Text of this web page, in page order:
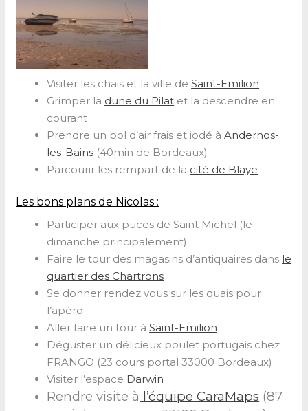
Visiter les chais et la ville deSaint-Emilion
Grimper la dune du Pilat et la descendre en
courant
Prendre un bol d’air frais et iodé àAndernos-
les-Bains (40min de Bordeaux)
Parcourir les rempart de la cité de Blaye
Les bons plans de Nicolas :
Participer aux puces de Saint Michel (le
dimanche principalement)
Faire le tour des magasins d’antiquaires dans le
quartier des Chartrons
Se donner rendez vous sur les quais pour
l’apéro
Aller faire un tour àSaint-Emilion
Déguster un délicieux poulet portugais chez
FRANGO (23 cours portal 33000 Bordeaux)
Visiter l’espace Darwin
Rendre visite à l’équipe CaraMaps (87